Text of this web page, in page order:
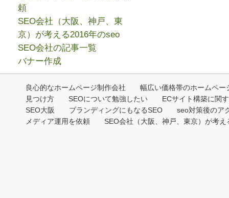
頼
SEO会社（大阪、神戸、東
京）が考える2016年のseo
SEO会社の記事一覧
バナー作成
良心的なホームページ制作会社
幅広い価格帯のホームペー
見つけ方
SEOについて勉強したい
ECサイト構築に関
SEO大阪
ブランディングにもなるSEO
seo対策後のア
メディア運用を依頼
SEO会社（大阪、神戸、東京）が考